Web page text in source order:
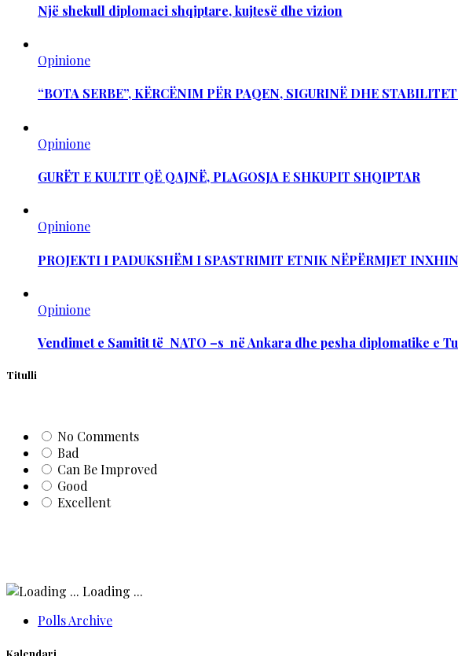
Një shekull diplomaci shqiptare, kujtesë dhe vizion
Opinione
“BOTA SERBE”, KËRCËNIM PËR PAQEN, SIGURINË DHE
Opinione
GURËT E KULTIT QË QAJNË, PLAGOSJA E SHKUPIT SHQIPTAR
Opinione
PROJEKTI I PADUKSHËM I SPASTRIMIT ETNIK NËPËRMJET
Opinione
Vendimet e Samitit të NATO –s në Ankara dhe pesha diplomatike e
Titulli
No Comments
Bad
Can Be Improved
Good
Excellent
Loading ...
Polls Archive
Kalendari